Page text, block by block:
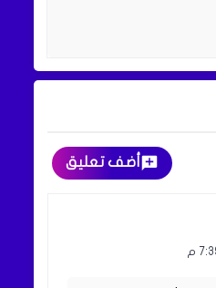
أضف تعليق